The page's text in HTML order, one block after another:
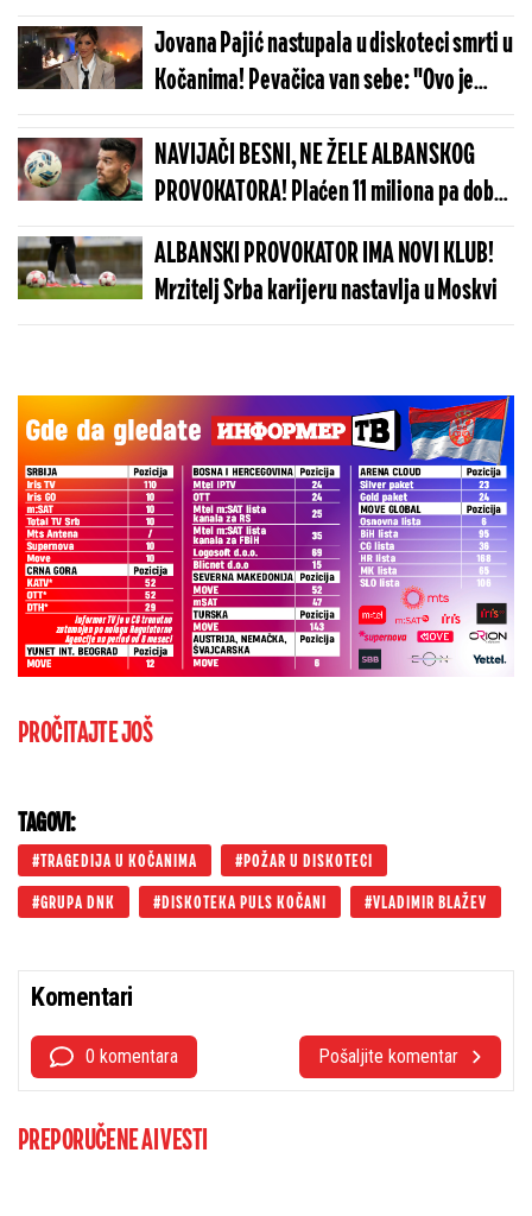
muzičari iz grupe DNK
Jovana Pajić nastupala u diskoteci smrti u
Kočanima! Pevačica van sebe: "Ovo je
užasno!"
NAVIJAČI BESNI, NE ŽELE ALBANSKOG
PROVOKATORA! Plaćen 11 miliona pa dobio
brutalnu poruku
ALBANSKI PROVOKATOR IMA NOVI KLUB!
Mrzitelj Srba karijeru nastavlja u Moskvi
PROČITAJTE JOŠ
TAGOVI:
TRAGEDIJA U KOČANIMA POŽAR U DISKOTECI
GRUPA DNK DISKOTEKA PULS KOČANI VLADIMIR BLAŽEV
Komentari
0 komentara Pošaljite komentar
PREPORUČENE AI VESTI